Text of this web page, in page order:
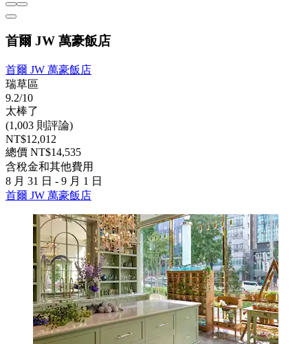
首爾 JW 萬豪飯店
首爾 JW 萬豪飯店
瑞草區
9.2/10
太棒了
(1,003 則評論)
NT$12,012
總價 NT$14,535
含稅金和其他費用
8 月 31 日 - 9 月 1 日
首爾 JW 萬豪飯店